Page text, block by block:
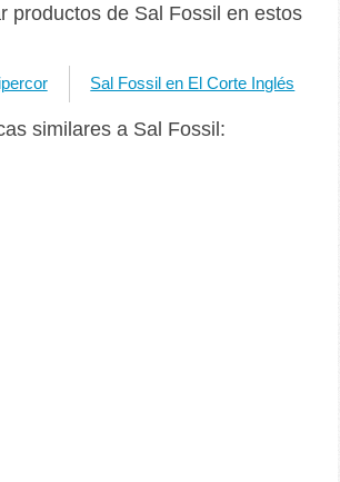
productos de Sal Fossil en estos
Sal Fossil en El Corte Inglés
similares a Sal Fossil: